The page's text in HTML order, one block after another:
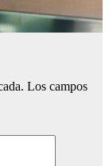
Los campos